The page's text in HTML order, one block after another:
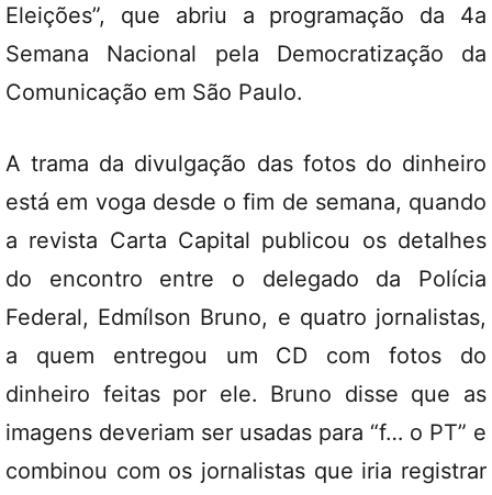
Eleições”, que abriu a programação da 4a
Semana Nacional pela Democratização da
Comunicação em São Paulo.
A trama da divulgação das fotos do dinheiro
está em voga desde o fim de semana, quando
a revista Carta Capital publicou os detalhes
do encontro entre o delegado da Polícia
Federal, Edmílson Bruno, e quatro jornalistas,
a quem entregou um CD com fotos do
dinheiro feitas por ele. Bruno disse que as
imagens deveriam ser usadas para “f… o PT” e
combinou com os jornalistas que iria registrar